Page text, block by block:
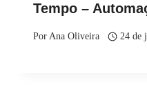
Tempo –
PorAna Oliveira 24 de